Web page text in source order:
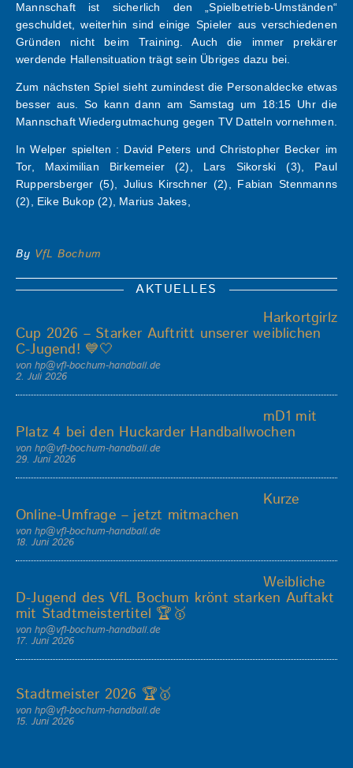
Mannschaft ist sicherlich den „Spielbetrieb-Umständen“
geschuldet, weiterhin sind einige Spieler aus verschiedenen
Gründen nicht beim Training. Auch die immer prekärer
werdende Hallensituation trägt sein Übriges dazu bei.
Zum nächsten Spiel sieht zumindest die Personaldecke etwas
besser aus. So kann dann am Samstag um 18:15 Uhr die
Mannschaft Wiedergutmachung gegen TV Datteln vornehmen.
In Welper spielten : David Peters und Christopher Becker im
Tor, Maximilian Birkemeier (2), Lars Sikorski (3), Paul
Ruppersberger (5), Julius Kirschner (2), Fabian Stenmanns
(2), Eike Bukop (2), Marius Jakes,
By VfL Bochum
AKTUELLES
Harkortgirlz
Cup 2026 – Starker Auftritt unserer weiblichen
C-Jugend! 💙🤍
von hp@vfl-bochum-handball.de
2. Juli 2026
mD1 mit
Platz 4 bei den Huckarder Handballwochen
von hp@vfl-bochum-handball.de
29. Juni 2026
Kurze
Online-Umfrage – jetzt mitmachen
von hp@vfl-bochum-handball.de
18. Juni 2026
Weibliche
D-Jugend des VfL Bochum krönt starken Auftakt
mit Stadtmeistertitel 🏆🥇
von hp@vfl-bochum-handball.de
17. Juni 2026
Stadtmeister 2026 🏆🥇
von hp@vfl-bochum-handball.de
15. Juni 2026